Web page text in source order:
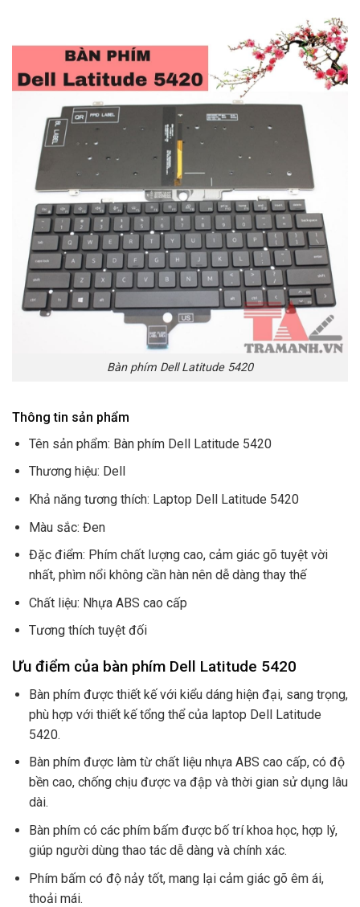
Bàn phím Dell Latitude 5420
Thông tin sản phẩm
Tên sản phẩm: Bàn phím Dell Latitude 5420
Thương hiệu: Dell
Khả năng tương thích: Laptop Dell Latitude 5420
Màu sắc: Đen
Đặc điểm: Phím chất lượng cao, cảm giác gõ tuyệt vời
nhất, phìm nổi không cần hàn nên dễ dàng thay thế
Chất liệu: Nhựa ABS cao cấp
Tương thích tuyệt đối
Ưu điểm của bàn phím Dell Latitude 5420
Bàn phím được thiết kế với kiểu dáng hiện đại, sang trọng,
phù hợp với thiết kế tổng thể của laptop Dell Latitude
5420.
Bàn phím được làm từ chất liệu nhựa ABS cao cấp, có độ
bền cao, chống chịu được va đập và thời gian sử dụng lâu
dài.
Bàn phím có các phím bấm được bố trí khoa học, hợp lý,
giúp người dùng thao tác dễ dàng và chính xác.
Phím bấm có độ nảy tốt, mang lại cảm giác gõ êm ái,
thoải mái.